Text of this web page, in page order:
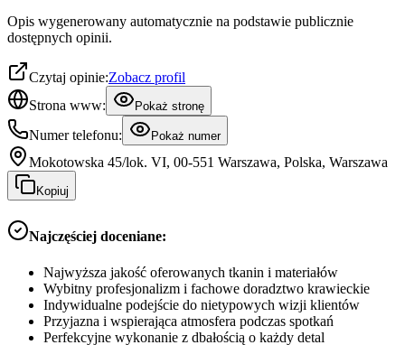
Opis wygenerowany automatycznie na podstawie publicznie
dostępnych opinii.
Czytaj opinie:Zobacz profil
Strona www:
Pokaż stronę
Numer telefonu: Pokaż numer
Mokotowska 45/lok. VI, 00-551 Warszawa, Polska, Warszawa
Kopiuj
Najczęściej doceniane:
Najwyższa jakość oferowanych tkanin i materiałów
Wybitny profesjonalizm i fachowe doradztwo krawieckie
Indywidualne podejście do nietypowych wizji klientów
Przyjazna i wspierająca atmosfera podczas spotkań
Perfekcyjne wykonanie z dbałością o każdy detal